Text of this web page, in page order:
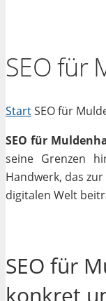
SEO für
StartSEO für
SEO für
seine Grenzen
Handwerk, das
digitalen Welt
SEO für
konkret